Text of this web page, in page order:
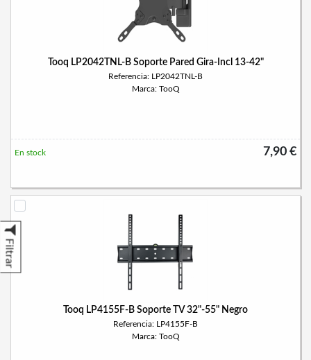
Filtrar
Tooq LP2042TNL-B Soporte Pared Gira-Incl 13-42"
Referencia: LP2042TNL-B
Marca: TooQ
7,90 €
En stock
Tooq LP4155F-B Soporte TV 32"-55" Negro
Referencia: LP4155F-B
Marca: TooQ